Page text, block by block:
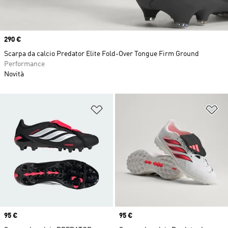
Aggiungi alla lista dei desideri
Price
95 €
Price
95 €
Price
290 €
Scarpa da calcio Predator Elite Fold-Over Tongue Firm Ground
Performance
Novità